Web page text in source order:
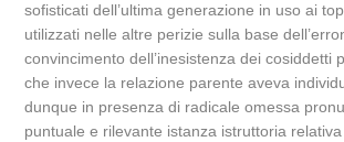
sofisticati dell’ultima generazione in uso ai
utilizzati nelle altre perizie sulla base
convincimento dell’inesistenza dei cosiddetti
che invece la relazione parente aveva
dunque in presenza di radicale omessa
puntuale e rilevante istanza istruttoria